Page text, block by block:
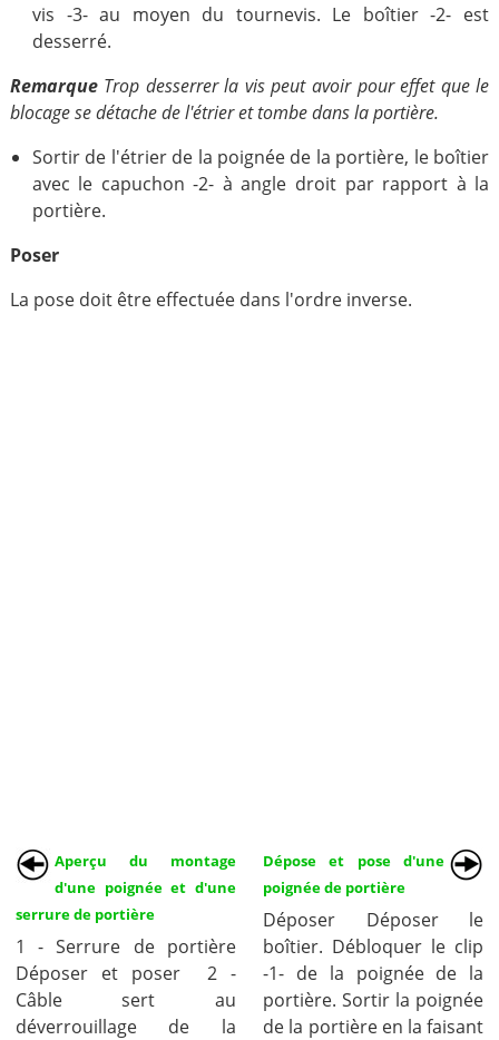
vis -3- au moyen du tournevis. Le boîtier -2- est
desserré.
RemarqueTrop desserrer la vis peut avoir pour effet que le
blocage se détache de l'étrier et tombe dans la portière.
Sortir de l'étrier de la poignée de la portière, le boîtier
avec le capuchon -2- à angle droit par rapport à la
portière.
Poser
La pose doit être effectuée dans l'ordre inverse.
Aperçu du montage
d'une poignée et d'une
serrure de portière
1 - Serrure de portière
Déposer et poser 2 -
Câble sert au
déverrouillage de la
Dépose et pose d'une
poignée de portière
Déposer Déposer le
boîtier. Débloquer le clip
-1- de la poignée de la
portière. Sortir la poignée
de la portière en la faisant